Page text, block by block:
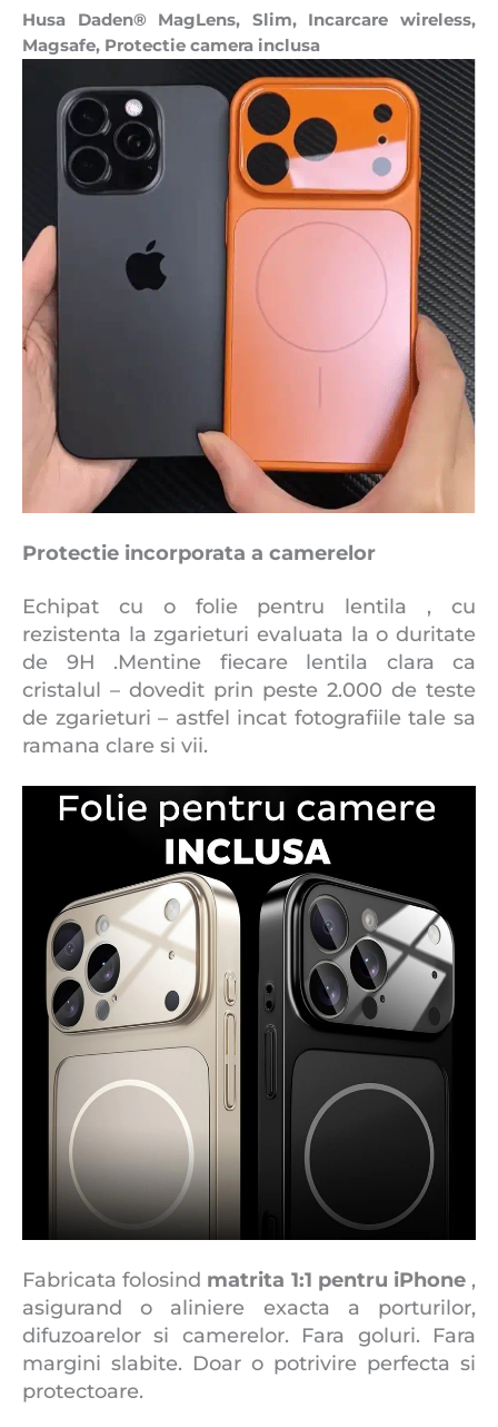
Husa Daden® MagLens, Slim, Incarcare wireless,
Magsafe, Protectie camera inclusa
Protectie incorporata a camerelor
Echipat cu o folie pentru lentila , cu
rezistenta la zgarieturi evaluata la o duritate
de 9H .Mentine fiecare lentila clara ca
cristalul – dovedit prin peste 2.000 de teste
de zgarieturi – astfel incat fotografiile tale sa
ramana clare si vii.
Fabricata folosind matrita 1:1 pentru iPhone,
asigurand o aliniere exacta a porturilor,
difuzoarelor si camerelor. Fara goluri. Fara
margini slabite. Doar o potrivire perfecta si
protectoare.